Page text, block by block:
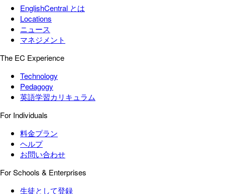
EnglishCentral とは
Locations
ニュース
マネジメント
The EC Experience
Technology
Pedagogy
英語学習カリキュラム
For Individuals
料金プラン
ヘルプ
お問い合わせ
For Schools & Enterprises
生徒として登録